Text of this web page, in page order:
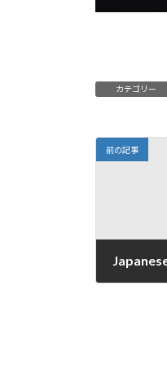
カテゴリー
前の記事